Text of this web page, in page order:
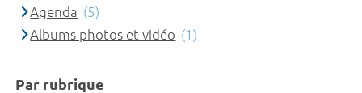
Agenda (5)
Albums photos et vidéo (1)
Par rubrique